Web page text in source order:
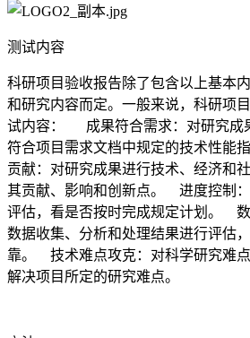
测试内容
科研项目验收报告除了包含以上基本
和研究内容而定。一般来说，科研项
试内容： 成果符合需求：对研究成
符合项目需求文档中规定的技术性能
贡献：对研究成果进行技术、经济和
其贡献、影响和创新点。 进度控制
评估，看是否按时完成规定计划。
数据收集、分析和处理结果进行评估
靠。 技术难点攻克：对科学研究难
解决项目所定的研究难点。